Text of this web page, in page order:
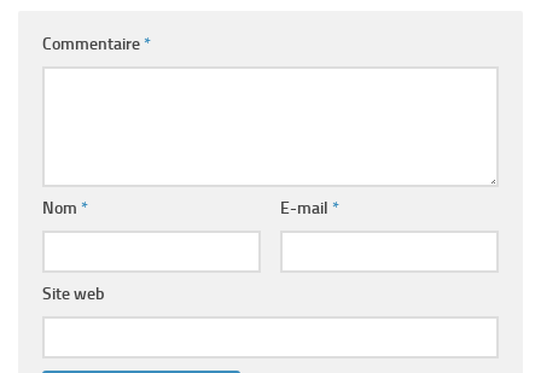
Commentaire*
Nom * E-mail *
Site web